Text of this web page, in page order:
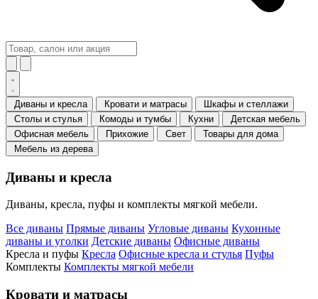
Диваны и кресла Кровати и матрасы
Шкафы и стеллажи
Столы и стулья
Комоды и тумбы Кухни
Детская мебель
Офисная мебель
Прихожие Свет
Товары для дома
Мебель из дерева
Диваны и кресла
Диваны, кресла, пуфы и комплекты мягкой мебели.
Все диваны Прямые диваны Угловые диваны Кухонные
диваны и уголки Детские диваны Офисные диваны
Кресла и пуфы Кресла Офисные кресла и стулья Пуфы
Комплекты Комплекты мягкой мебели
Кровати и матрасы